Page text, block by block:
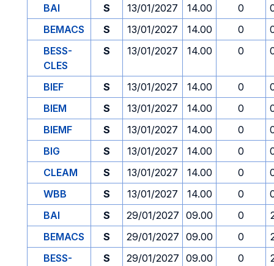
BAI
S 13/01/2027 14.00 0
BEMACS
S 13/01/2027 14.00 0
BESS-
CLES
S 13/01/2027 14.00 0
BIEF S 13/01/2027 14.00 0
BIEM
S 13/01/2027 14.00 0
BIEMF
S 13/01/2027 14.00 0
BIG
S 13/01/2027 14.00 0
CLEAM
S 13/01/2027 14.00 0
WBB
S 13/01/2027 14.00 0
BAI
S 29/01/2027 09.00 0
BEMACS
S 29/01/2027 09.00 0
BESS-
S 29/01/2027 09.00 0